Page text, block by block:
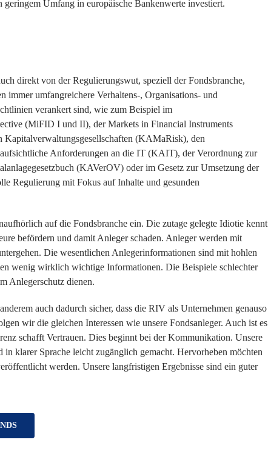
geringem Umfang in europäische Bankenwerte investiert.
direkt von der Regulierungswut, speziell der Fondsbranche,
immer umfangreichere Verhaltens-, Organisations- und
verankert sind, wie zum Beispiel im
(MiFID I und II), der Markets in Financial Instruments
Kapitalverwaltungsgesellschaften (KAMaRisk), den
Anforderungen an die IT (KAIT), der Verordnung zur
(KAVerOV) oder im Gesetz zur Umsetzung der
Regulierung mit Fokus auf Inhalte und gesunden
auf die Fondsbranche ein. Die zutage gelegte Idiotie kennt
befördern und damit Anleger schaden. Anleger werden mit
Die wesentlichen Anlegerinformationen sind mit hohlen
wenig wirklich wichtige Informationen. Die Beispiele schlechter
Anlegerschutz dienen.
auch dadurch sicher, dass die RIV als Unternehmen genauso
wir die gleichen Interessen wie unsere Fondsanleger. Auch ist es
schafft Vertrauen. Dies beginnt bei der Kommunikation. Unsere
klarer Sprache leicht zugänglich gemacht. Hervorheben möchten
werden. Unsere langfristigen Ergebnisse sind ein guter